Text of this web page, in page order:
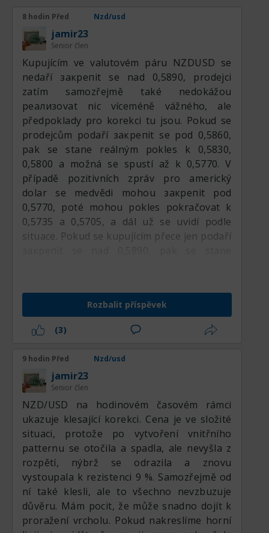
dobře vymezeném pásmu. Bezprostřední
nad klíčovou oblastí podpory kolem 0,5840–
pozvolné, pokud se nerozvine širší slabost
amerického dolaru.
Fundamentální analýza:
Novozélandský dolar nadále čerpá podporu
z relativně restriktivní měnové politiky
Reserve Bank of New Zealand a náznaků, že
domácí inflace se postupně přibližuje k cíli,
aniž by došlo ke kolapsu ekonomické
aktivity. Inflace sice ve srovnání s
předchozími lety zmírnila, ale jádrové
inflační tlaky zůstávají dostatečně zvýšené
restriktivní, dokud nebudou inflační
očekávání pevně ukotvena. Trh práce na
Novém Zélandu mírně oslabil, ale podmínky
očekávalo, což pomáhá podporovat
spotřebu domácností. Vývoz mléčných
výrobků a ceny zemědělských komodit
nadále hrají důležitou roli ve vnější
rovnováze země, zatímco zlepšující se
poptávka ze strany hlavních asijských
obchodních partnerů, zejména Číny,
poskytuje dodatečnou podporu exportním
příjmům. Zpomalení globálního obchodu a
slabší aktivita na trhu bydlení však zůstávají
riziky na straně poklesu hospodářského
růstu. Kapitálové toky do novozélandských
8 hodin Před Nzd/usd
jamir23
Senior člen
Kupujícím ve valutovém páru NZDUSD se
nedaří закрепit se nad 0,5890, prodejci
zatím samozřejmě také nedokážou
реализovat nic víceméně vážného, ale
předpoklady pro korekci tu jsou. Pokud se
prodejcům podaří закрепit se pod 0,5860,
pak se stane reálným pokles k 0,5830,
0,5800 a možná se spustí až k 0,5770. V
případě pozitivních zpráv pro americký
dolar se medvědi mohou закрепit pod
0,5770, poté mohou pokles pokračovat k
0,5735 a 0,5705, a dál už se uvidí podle
situace. Pokud se kupujícím přece jen podaří
vystoupat k 0,5950 a 0,5980.:respect:
Rozbalit příspěvek
(3)
9 hodin Před Nzd/usd
jamir23
Senior člen
NZD/USD na hodinovém časovém rámci
ukazuje klesající korekci. Cena je ve složité
situaci, protože po vytvoření vnitřního
patternu se otočila a spadla, ale nevyšla z
rozpětí, nýbrž se odrazila a znovu
vystoupala k rezistenci 9 %. Samozřejmě od
ní také klesli, ale to všechno nevzbuzuje
důvěru. Mám pocit, že může snadno dojít k
proražení vrcholu. Pokud nakreslíme horní